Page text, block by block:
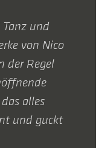
und
von Nico
der Regel
alles
und guckt